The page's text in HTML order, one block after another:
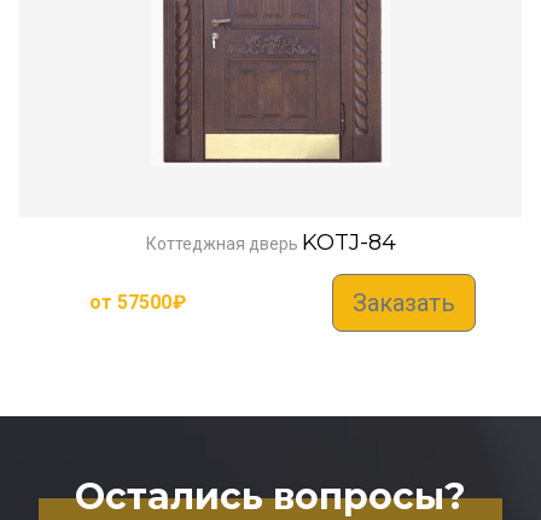
Коттеджная дверь KOTJ-84
от 57500₽ Заказать
Остались вопросы?